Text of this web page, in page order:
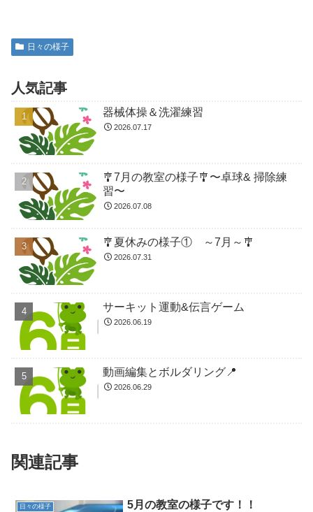
日々の様子
人気記事
器械体操＆洗濯練習
2026.07.17
🎐7月の教室の様子🎐〜卓球& 掃除練
習〜
2026.07.08
🎐夏休みの様子① ～7月～🎐
2026.07.31
サーキット運動&伝言ゲーム
2026.06.19
動画編集とボルダリング📍
2026.06.29
関連記事
日々の様子 5月の教室の様子です！！